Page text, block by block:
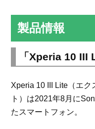
製品情報
「Xperia 10 III
Xperia 10 III Lite（エク
ト）は2021年8月に
たスマートフォン。